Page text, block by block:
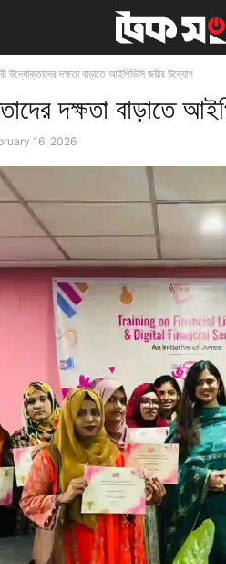
উদ্যোক্তাদের দক্ষতা বাড়াতে আইপিডিসি জয়ীর উদ্যোগ
দক্ষতা বাড়াতে
16, 2026